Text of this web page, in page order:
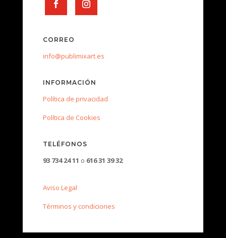
CORREO
info@publimixart.es
INFORMACIÓN
Política de privacidad
Política de Cookies
TELÉFONOS
93 734 24 11 o 616 31 39 32
Aviso Legal
Términos y condiciones